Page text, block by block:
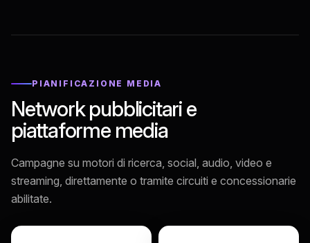
PIANIFICAZIONE MEDIA
Network pubblicitari e
piattaforme media
Campagne su motori di ricerca, social, audio, video e
streaming, direttamente o tramite circuiti e concessionarie
abilitate.